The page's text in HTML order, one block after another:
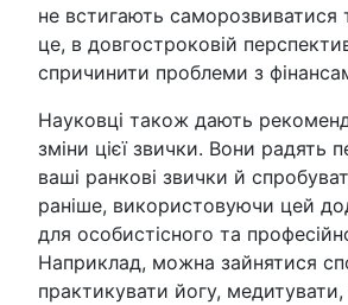
не встигають саморозвиватися
це, в довгостроковій
спричинити проблеми з
Науковці також дають
зміни цієї звички. Вони радять
ваші ранкові звички й
раніше, використовуючи цей
для особистісного та
Наприклад, можна зайнятися
практикувати йогу,